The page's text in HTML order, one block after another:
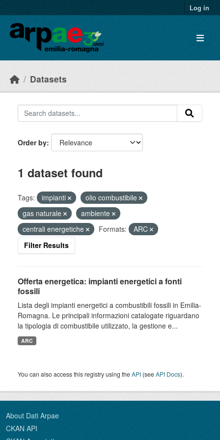
Log in
Datasets
Order by
1 dataset found
Tags: impianti
olio combustibile
gas naturale
ambiente
centrali energetiche
Formats:
ARC
Filter Results
Offerta energetica: impianti energetici a fonti
fossili
Lista degli impianti energetici a combustibili fossili in Emilia-
Romagna. Le principali informazioni catalogate riguardano
la tipologia di combustibile utilizzato, la gestione e...
ARC
You can also access this registry using theAPI (seeAPI Docs).
About Dati Arpae
CKAN API